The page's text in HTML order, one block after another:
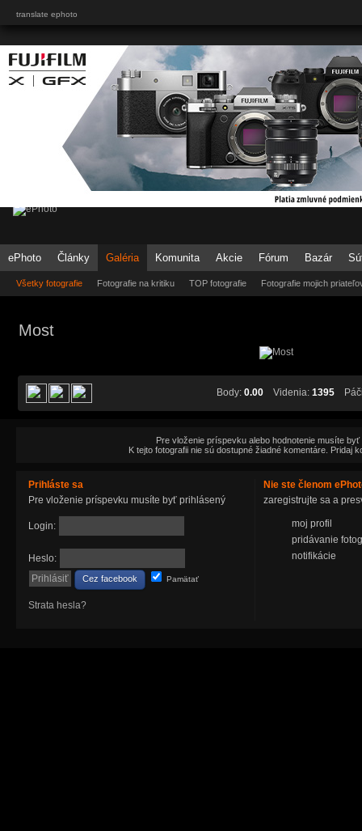
translate ephoto
ePhoto Články Galéria
Všetky fotografie Fotografie na kritiku TOP fotografie Fotografie mojich
Komunita Akcie Fórum Bazár
Most
Body: 0.00 Videnia: 1395
Pre vloženie príspevku alebo hodnotenie musíte byť
K tejto fotografii nie sú dostupné žiadné komentáre. Pridaj
Prihláste sa
Pre vloženie príspevku musíte byť prihlásený
Login:
Heslo:
Cez facebook Pamätať
Strata hesla?
Nie ste členom
zaregistrujte sa a
moj profil
pridávanie
notifikácie